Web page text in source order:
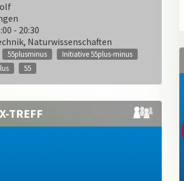
- 20:30
Naturwissenschaften
55plusminus
Initiative 55plus-minus
55
TREFF